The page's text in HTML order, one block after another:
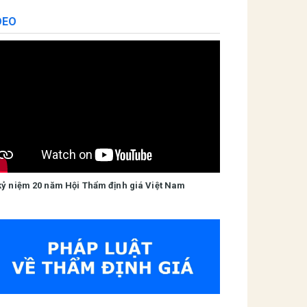
niệm 20 năm Hội Thẩm định giá Việt Nam